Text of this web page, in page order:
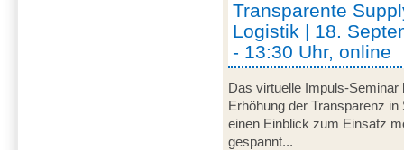
Transparente
Logistik | 18.
- 13:30 Uhr, online
Das virtuelle Impuls-Seminar
Erhöhung der Transparenz
einen Einblick zum Einsatz
gespannt...